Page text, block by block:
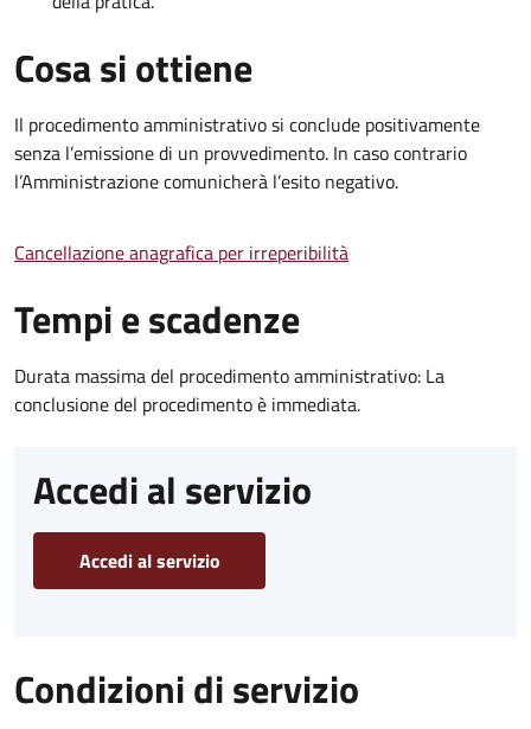
Cosa si ottiene
Il procedimento amministrativo si conclude positivamente
senza l’emissione di un provvedimento. In caso contrario
l’Amministrazione comunicherà l’esito negativo.
Cancellazione anagrafica per irreperibilità
Tempi e scadenze
Durata massima del procedimento amministrativo: La
conclusione del procedimento è immediata.
Accedi al servizio
Accedi al servizio
Condizioni di servizio